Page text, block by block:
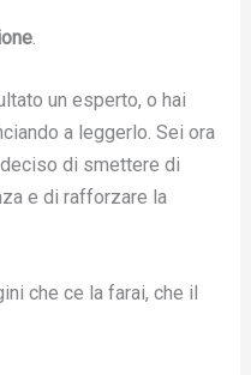
.
un esperto, o hai
a leggerlo. Sei ora
di smettere di
e di rafforzare la
che ce la farai, che il